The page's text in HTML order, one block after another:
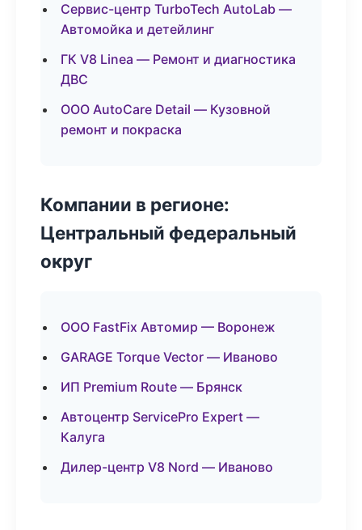
Сервис-центр TurboTech AutoLab —
Автомойка и детейлинг
ГК V8 Linea — Ремонт и диагностика
ДВС
ООО AutoCare Detail — Кузовной
ремонт и покраска
Компании в регионе:
Центральный федеральный
округ
ООО FastFix Автомир — Воронеж
GARAGE Torque Vector — Иваново
ИП Premium Route — Брянск
Автоцентр ServicePro Expert —
Калуга
Дилер-центр V8 Nord — Иваново